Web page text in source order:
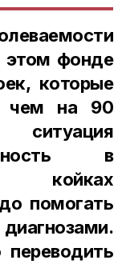
этом фонде
которые
чем на 90
в
койках
помогать